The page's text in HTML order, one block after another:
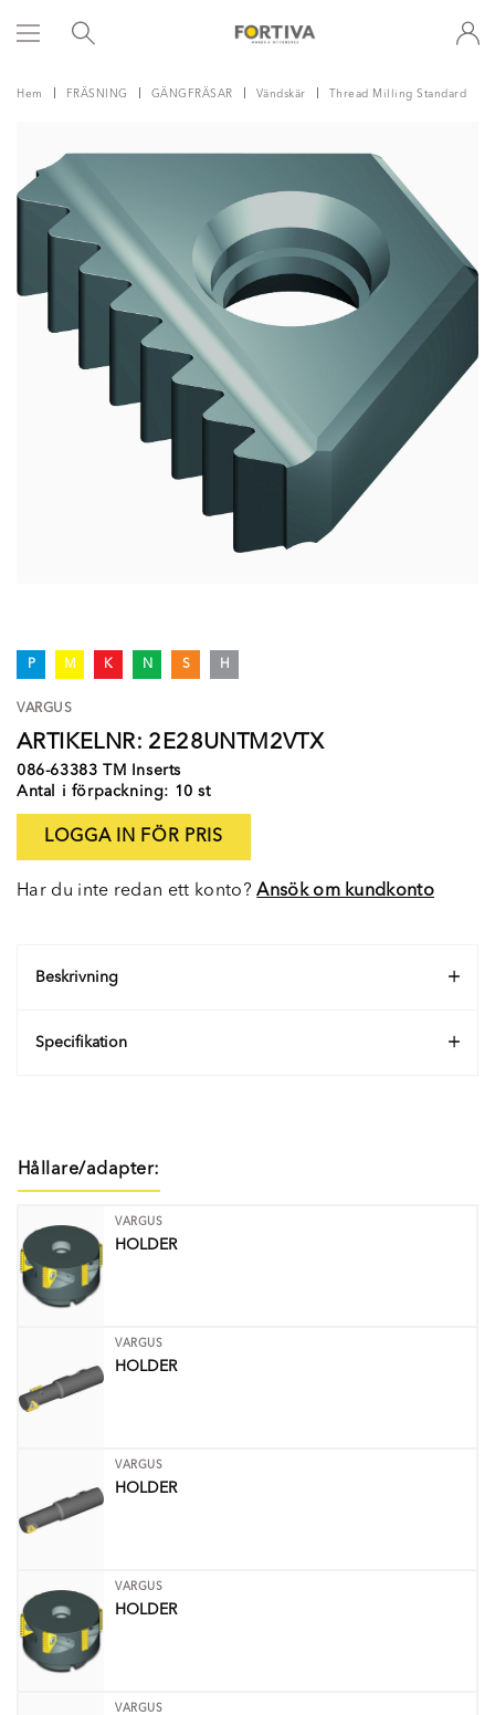
Hem FRÄSNING GÄNGFRÄSAR Vändskär Thread Milling Standard
P M K N S H
VARGUS
ARTIKELNR: 2E28UNTM2VTX
086-63383 TM Inserts
Antal i förpackning: 10 st
LOGGA IN FÖR PRIS
Har du inte redan ett konto?Ansök om kundkonto
Beskrivning
Specifikation
Hållare/adapter:
VARGUS
HOLDER
VARGUS
HOLDER
VARGUS
HOLDER
VARGUS
HOLDER
VARGUS